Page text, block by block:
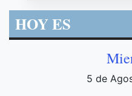
HOY ES
5 de